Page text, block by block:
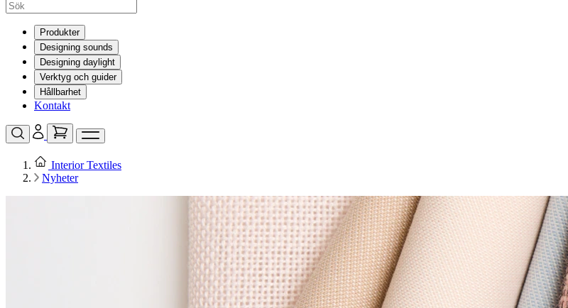
Produkter
Designing sounds
Designing daylight
Verktyg och guider
Hållbarhet
Kontakt
Interior Textiles
Nyheter